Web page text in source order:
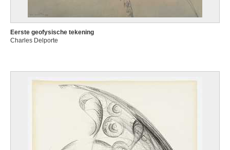
Eerste geofysische tekening
Charles Delporte